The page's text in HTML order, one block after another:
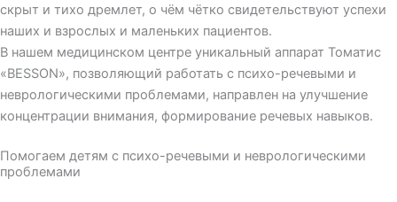
скрыт и тихо дремлет, о чём чётко свидетельствуют успехи
наших и взрослых и маленьких пациентов.
В нашем медицинском центре уникальный аппарат Томатис
«BESSON», позволяющий работать с психо-речевыми и
неврологическими проблемами, направлен на улучшение
концентрации внимания, формирование речевых навыков.
Помогаем детям с психо-речевыми и неврологическими
проблемами